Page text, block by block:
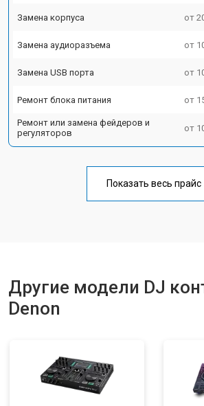
Замена корпуса от
Замена аудиоразъема от
Замена USB порта от
Ремонт блока питания от
Ремонт или замена фейдеров и
регуляторов
от
Показать весь прайс
Другие модели DJ
Denon